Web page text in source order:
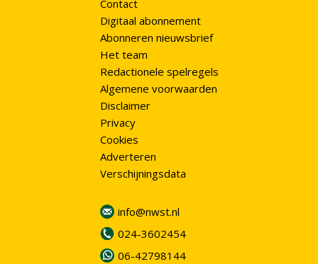
Contact
Digitaal abonnement
Abonneren nieuwsbrief
Het team
Redactionele spelregels
Algemene voorwaarden
Disclaimer
Privacy
Cookies
Adverteren
Verschijningsdata
info@nwst.nl
024-3602454
06-42798144